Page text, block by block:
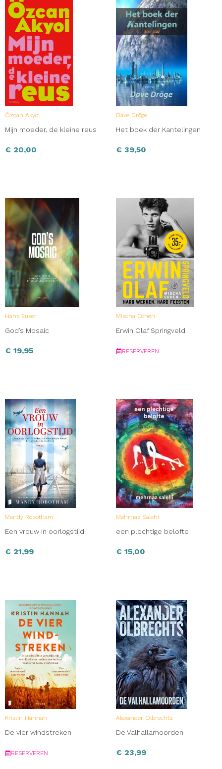
Özcan Akyol
Mijn moeder, de kleine reus
€ 20,00
Dave Dröge
Het boek der Kantelingen
€ 39,50
Hans Euser
God’s Mosaic
€ 19,95
Mischa Cohen
Erwin Olaf Springveld
RESERVEREN
Mandy Robotham
Een vrouw in oorlogstijd
€ 21,99
Mehrnaz Salehi
een plechtige belofte
€ 15,00
Kristin Hannah
De vier windstreken
RESERVEREN
Alexander Olbrechts
De Valhallamoorden
€ 23,99